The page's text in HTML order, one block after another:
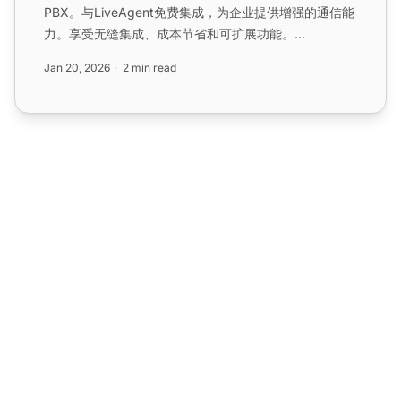
PBX。与LiveAgent免费集成，为企业提供增强的通信能
力。享受无缝集成、成本节省和可扩展功能。...
Jan 20, 2026 2 min read